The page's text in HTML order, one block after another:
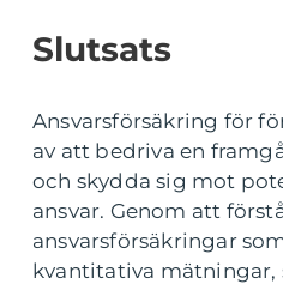
Slutsats
Ansvarsförsäkring för
av att bedriva en
och skydda sig mot
ansvar. Genom att
ansvarsförsäkringar
kvantitativa mätningar,